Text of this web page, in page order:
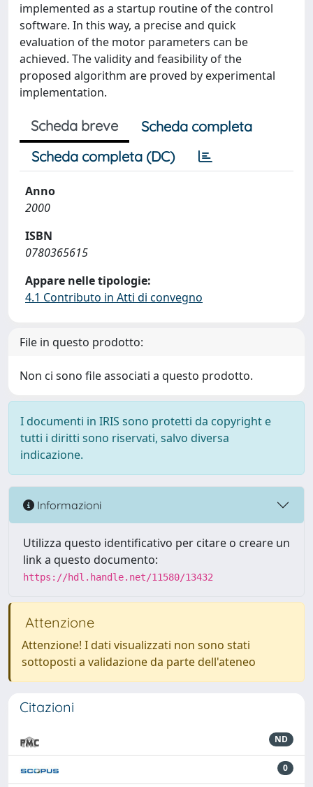
implemented as a startup routine of the control
software. In this way, a precise and quick
evaluation of the motor parameters can be
achieved. The validity and feasibility of the
proposed algorithm are proved by experimental
implementation.
Scheda breve
Scheda completa
Scheda completa (DC)
Anno
2000
ISBN
0780365615
Appare nelle tipologie:
4.1 Contributo in Atti di convegno
File in questo prodotto:
Non ci sono file associati a questo prodotto.
I documenti in IRIS sono protetti da copyright e
tutti i diritti sono riservati, salvo diversa
indicazione.
Informazioni
Utilizza questo identificativo per citare o creare un
link a questo documento:
https://hdl.handle.net/11580/13432
Attenzione
Attenzione! I dati visualizzati non sono stati
sottoposti a validazione da parte dell'ateneo
Citazioni
ND
0